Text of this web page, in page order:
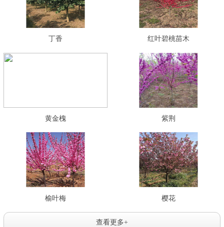
丁香 红叶碧桃苗木
黄金槐 紫荆
榆叶梅 樱花
查看更多+